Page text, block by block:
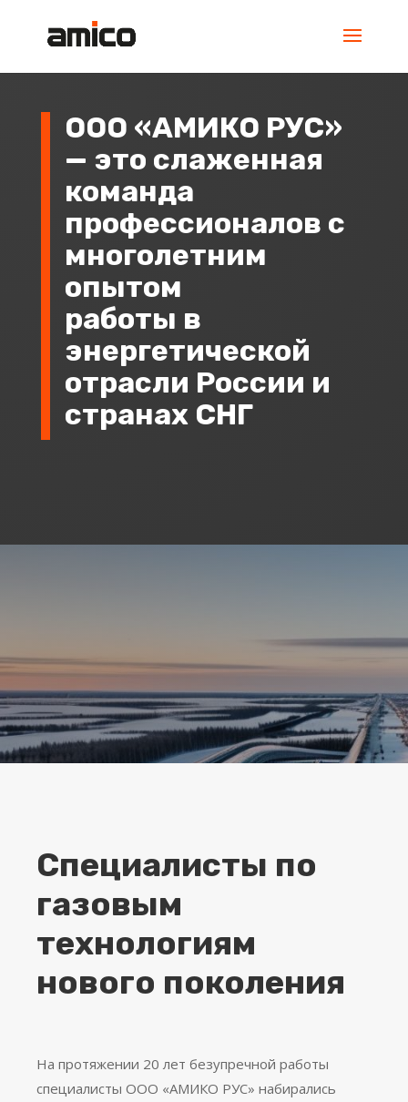
ООО «АМИКО РУС»
— это слаженная
команда
профессионалов с
многолетним
опытом
работы в
энергетической
отрасли России и
странах СНГ
Специалисты по
газовым
технологиям
нового поколения
На протяжении 20 лет безупречной работы
специалисты ООО «АМИКО РУС» набирались